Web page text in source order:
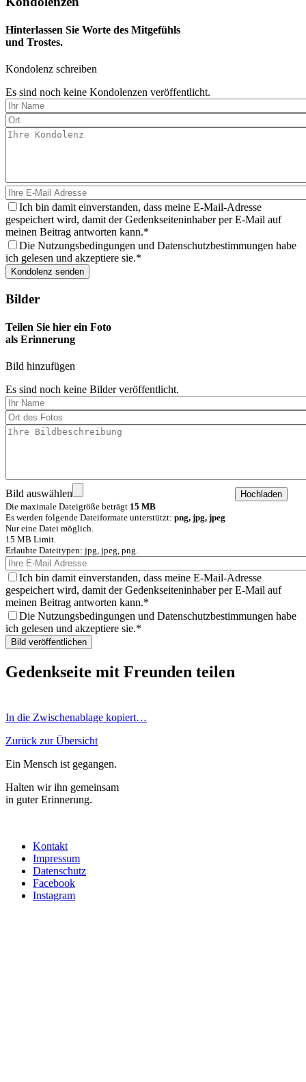
Hinterlassen Sie Worte des Mitgefühls
und Trostes.
Kondolenz schreiben
Es sind noch keine Kondolenzen veröffentlicht.
Ich bin damit einverstanden, dass meine E-Mail-Adresse
gespeichert wird, damit der Gedenkseiteninhaber per E-Mail auf
meinen Beitrag antworten kann.
Die Nutzungsbedingungen und Datenschutzbestimmungen habe
ich gelesen und akzeptiere sie.
Bilder
Teilen Sie hier ein Foto
als Erinnerung
Bild hinzufügen
Es sind noch keine Bilder veröffentlicht.
Bild auswählen
Die maximale Dateigröße beträgt 15 MB
Es werden folgende Dateiformate unterstützt: png, jpg, jpeg
Nur eine Datei möglich.
15 MB Limit.
Erlaubte Dateitypen: jpg, jpeg, png.
Ich bin damit einverstanden, dass meine E-Mail-Adresse
gespeichert wird, damit der Gedenkseiteninhaber per E-Mail auf
meinen Beitrag antworten kann.
Die Nutzungsbedingungen und Datenschutzbestimmungen habe
ich gelesen und akzeptiere sie.
Gedenkseite mit Freunden teilen
In die Zwischenablage kopiert…
Zurück zur Übersicht
Ein Mensch ist gegangen.
Halten wir ihn gemeinsam
in guter Erinnerung.
Kontakt
Impressum
Datenschutz
Facebook
Instagram